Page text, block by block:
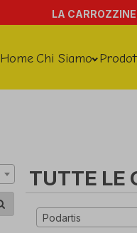
LA
Home Chi Siamo
TUTTE LE
Podartis